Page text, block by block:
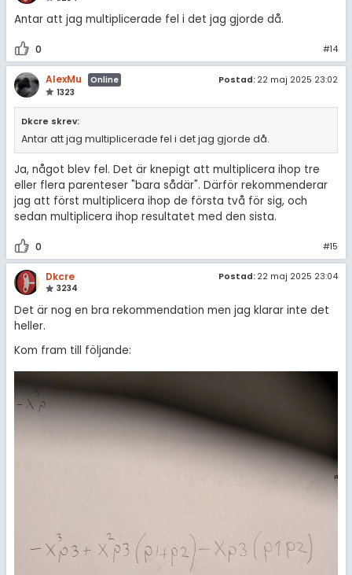
Antar att jag multiplicerade fel i det jag gjorde då.
0 #14
AlexMu
Online
1323
Postad: 22 maj 2025 23:02
Dkcre skrev:
Antar att jag multiplicerade fel i det jag gjorde då.
Ja, något blev fel. Det är knepigt att multiplicera ihop tre
eller flera parenteser "bara sådär". Därför rekommenderar
jag att först multiplicera ihop de första två för sig, och
sedan multiplicera ihop resultatet med den sista.
0 #15
Dkcre
3234
Postad: 22 maj 2025 23:04
Det är nog en bra rekommendation men jag klarar inte det
heller.
Kom fram till följande: